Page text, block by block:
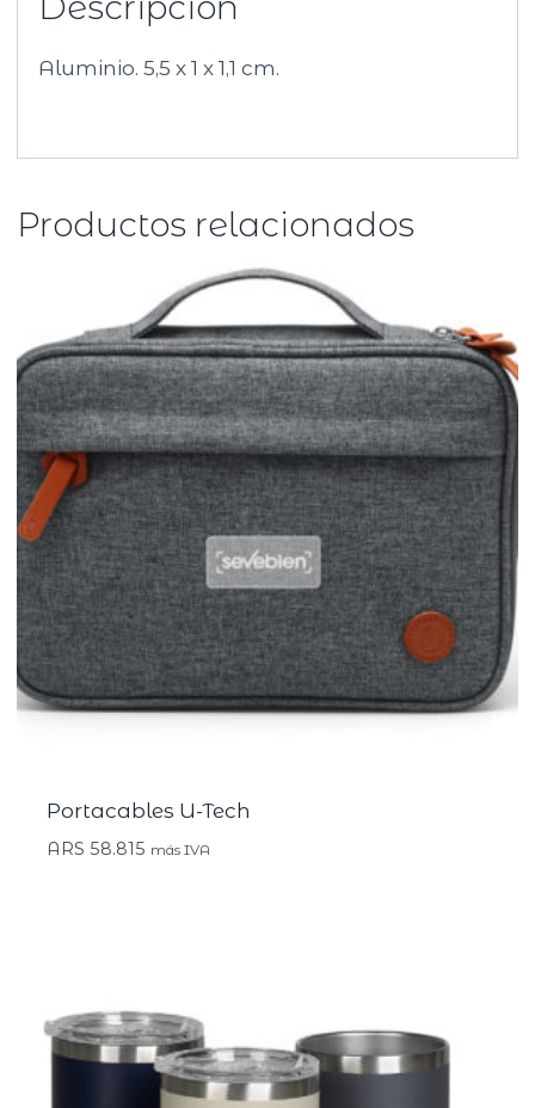
Aluminio. 5,5 x 1 x 1,1 cm.
Productos relacionados
Portacables U-Tech
ARS 58.815 más IVA